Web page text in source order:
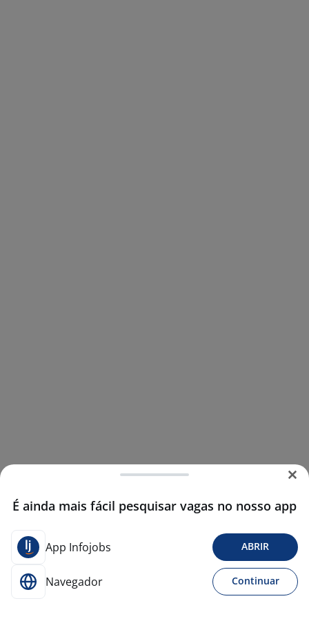
É ainda mais fácil pesquisar vagas no nosso app
App Infojobs ABRIR
Navegador Continuar